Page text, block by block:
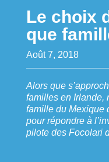
Le choix
que
Août 7, 2018
Alors que
familles en Irlande,
famille du Mexique
pour répondre à
pilote des Focolari